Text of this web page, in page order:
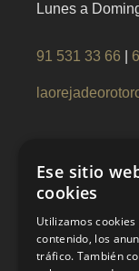
Lunes a
91 531 33 66
Ese sitio
cookies
Utilizamos
contenido, los
tráfico. También